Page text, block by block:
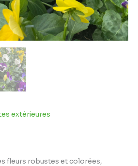
extérieures
fleurs robustes et colorées,